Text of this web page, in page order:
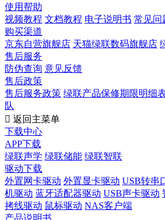
使用帮助
视频教程 文档教程 电子说明书 常见问
购买渠道
京东自营旗舰店 天猫绿联数码旗舰店
售后服务
防伪查询 意见反馈
售后政策
售后服务政策 绿联产品保修期限明细
队
 返回主菜单
下载中心
APP下载
绿联声学 绿联储能 绿联智联
驱动下载
外置网卡驱动 外置显卡驱动 USB转串
机驱动 蓝牙适配器驱动 USB声卡驱动
拷线驱动 鼠标驱动 NAS客户端
产品说明书